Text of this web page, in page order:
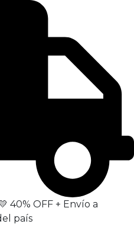
40% OFF + Envío a
país